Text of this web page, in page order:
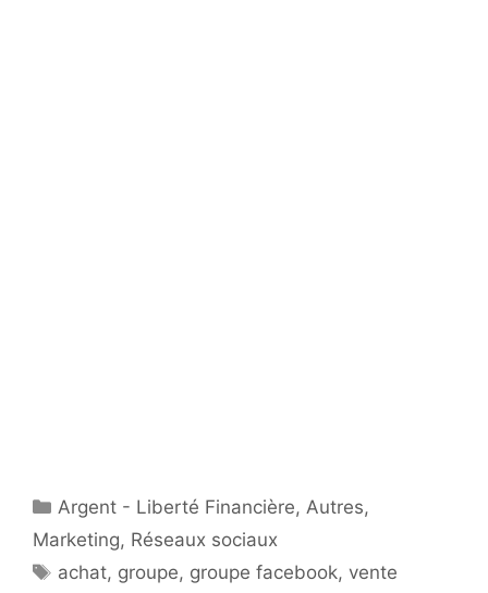
Catégories
Argent - Liberté Financière,Autres,
Marketing, Réseaux sociaux
Étiquettes
achat, groupe, groupe facebook, vente